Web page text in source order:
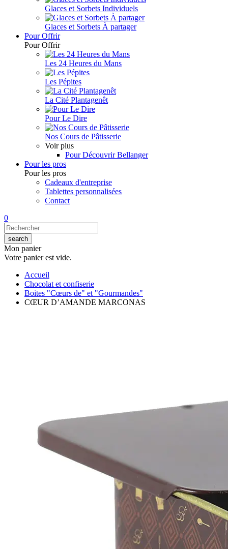
Glaces et Sorbets Individuels
Glaces et Sorbets À partager
Pour Offrir
Pour Offrir
Les 24 Heures du Mans
Les Pépites
La Cité Plantagenêt
Pour Le Dire
Nos Cours de Pâtisserie
Voir plus
Pour Découvrir Bellanger
Pour les pros
Pour les pros
Cadeaux d'entreprise
Tablettes personnalisées
Contact
0
Mon panier
Votre panier est vide.
Accueil
Chocolat et confiserie
Boites "Cœurs de" et "Gourmandes"
CŒUR D’AMANDE MARCONAS